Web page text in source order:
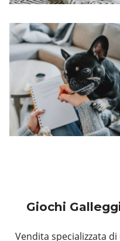
Giochi
Vendita specializzata